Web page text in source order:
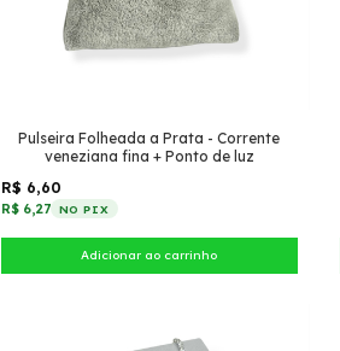
Pulseira Folheada a Prata - Corrente
veneziana fina + Ponto de luz
R$ 6,60
R$ 6,27 NO PIX